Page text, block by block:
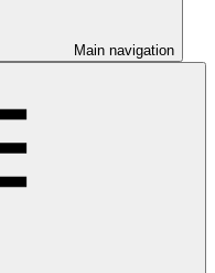
Main navigation